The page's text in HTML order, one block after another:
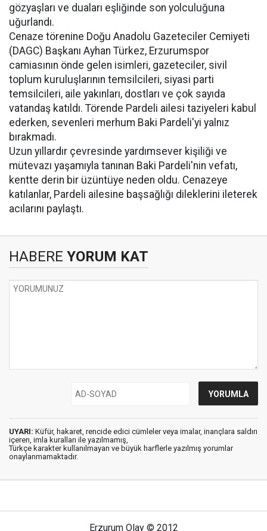
gözyaşları ve duaları eşliğinde son yolculuğuna
uğurlandı.
Cenaze törenine Doğu Anadolu Gazeteciler Cemiyeti
(DAGC) Başkanı Ayhan Türkez, Erzurumspor
camiasının önde gelen isimleri, gazeteciler, sivil
toplum kuruluşlarının temsilcileri, siyasi parti
temsilcileri, aile yakınları, dostları ve çok sayıda
vatandaş katıldı. Törende Pardeli ailesi taziyeleri kabul
ederken, sevenleri merhum Baki Pardeli'yi yalnız
bırakmadı.
Uzun yıllardır çevresinde yardımsever kişiliği ve
mütevazı yaşamıyla tanınan Baki Pardeli'nin vefatı,
kentte derin bir üzüntüye neden oldu. Cenazeye
katılanlar, Pardeli ailesine başsağlığı dileklerini ileterek
acılarını paylaştı.
HABERE YORUM KAT
UYARI: Küfür, hakaret, rencide edici cümleler veya imalar, inançlara saldırı
içeren, imla kuralları ile yazılmamış,
Türkçe karakter kullanılmayan ve büyük harflerle yazılmış yorumlar
onaylanmamaktadır.
Erzurum Olay © 2012